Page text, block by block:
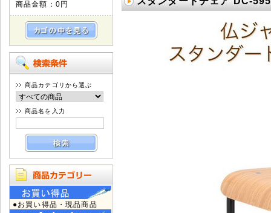
商品金額： 0円
商品カテゴリから選ぶ
商品名を入力
●お買い得品・現品商品